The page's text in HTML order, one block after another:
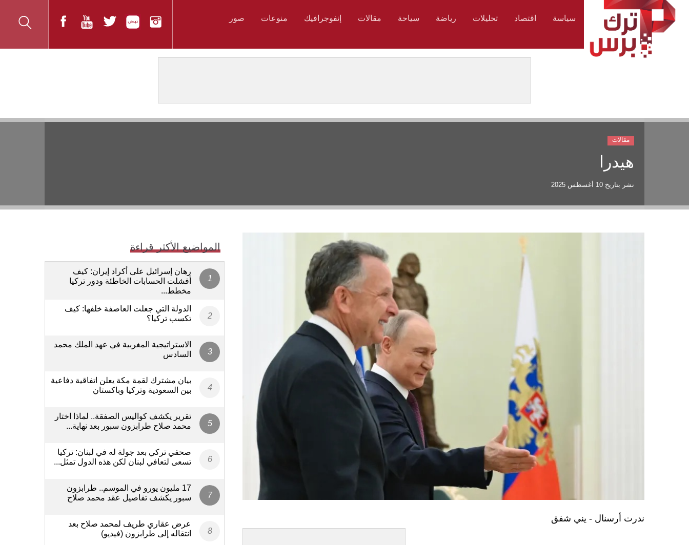
سياسة اقتصاد تحليلات رياضة سياحة مقالات إنفوجرافيك منوعات صور
هيدرا
نشر بتاريخ 10 أغسطس 2025
مقالات
ندرت أرسنال - يني شفق
المواضيع الأكثر قراءة
رهان إسرائيل على أكراد إيران: كيف
أفشلت الحسابات الخاطئة ودور تركيا
مخطط...
الدولة التي جعلت العاصفة خلفها: كيف
تكسب تركيا؟
الاستراتيجية المغربية في عهد الملك محمد
السادس
بيان مشترك لقمة مكة يعلن اتفاقية دفاعية
بين السعودية وتركيا وباكستان
تقرير يكشف كواليس الصفقة.. لماذا اختار
محمد صلاح طرابزون سبور بعد نهاية...
صحفي تركي بعد جولة له في لبنان: تركيا
تسعى لتعافي لبنان لكن هذه الدول تمثل...
17 مليون يورو في الموسم.. طرابزون
سبور يكشف تفاصيل عقد محمد صلاح
عرض عقاري طريف لمحمد صلاح بعد
انتقاله إلى طرابزون (فيديو)